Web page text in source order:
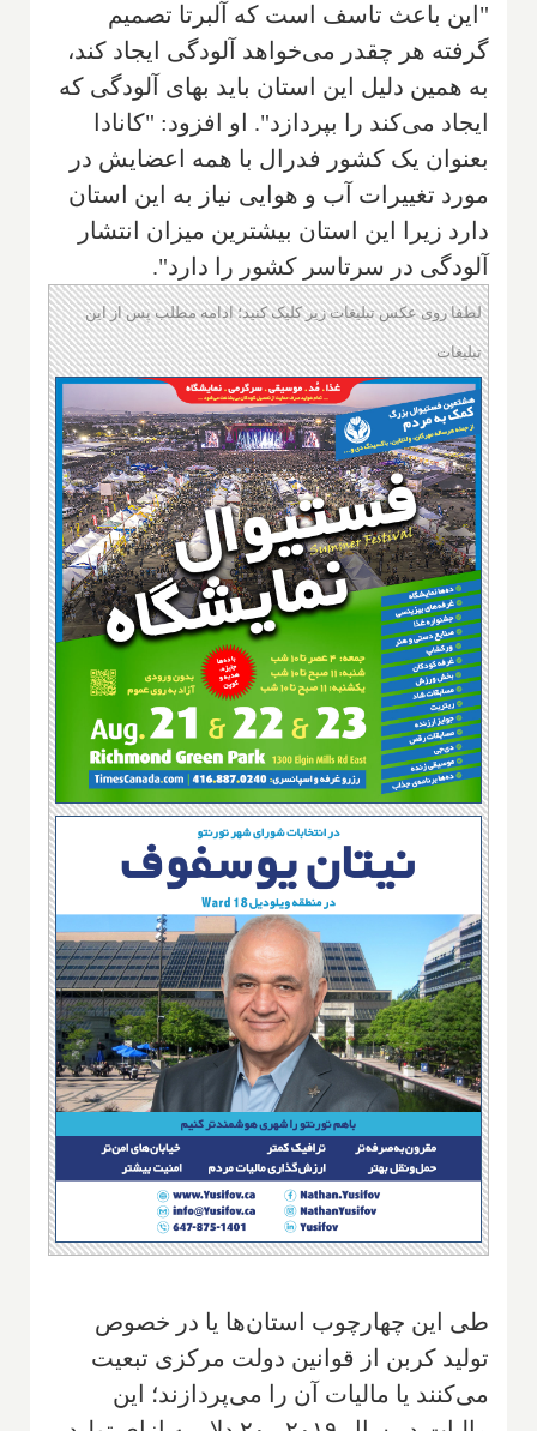
"این باعث تاسف است که آلبرتا تصمیم
گرفته هر چقدر می‌خواهد آلودگی ایجاد کند،
به همین دلیل این استان باید بهای آلودگی که
ایجاد می‌کند را بپردازد". او افزود: "کانادا
بعنوان یک کشور فدرال با همه اعضایش در
مورد تغییرات آب و هوایی نیاز به این استان
دارد زیرا این استان بیشترین میزان انتشار
آلودگی در سرتاسر کشور را دارد".
لطفا روی عکس تبلیغات زیر کلیک کنید؛ ادامه مطلب پس از این
تبلیغات
طی این چهارچوب استان‌ها یا در خصوص
تولید کربن از قوانین دولت مرکزی تبعیت
می‌کنند یا مالیات آن را می‌پردازند؛ این